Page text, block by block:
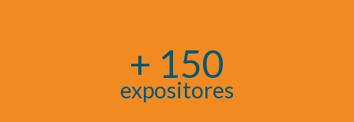
+ 150
expositores